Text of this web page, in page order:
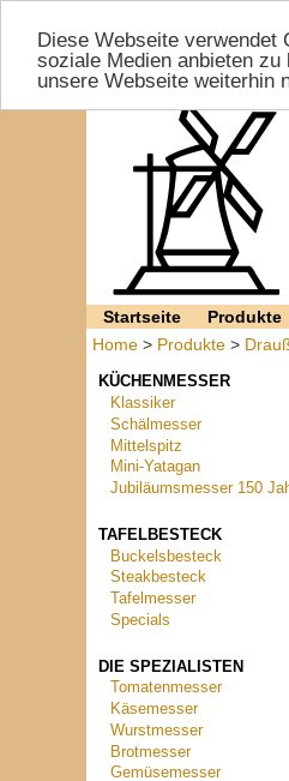
Diese Webseite verwendet
soziale Medien anbieten
unsere Webseite weiterhin
Startseite Produkte
Home > Produkte >
KÜCHENMESSER
Klassiker
Schälmesser
Mittelspitz
Mini-Yatagan
Jubiläumsmesser 150
TAFELBESTECK
Buckelsbesteck
Steakbesteck
Tafelmesser
Specials
DIE SPEZIALISTEN
Tomatenmesser
Käsemesser
Wurstmesser
Brotmesser
Gemüsemesser